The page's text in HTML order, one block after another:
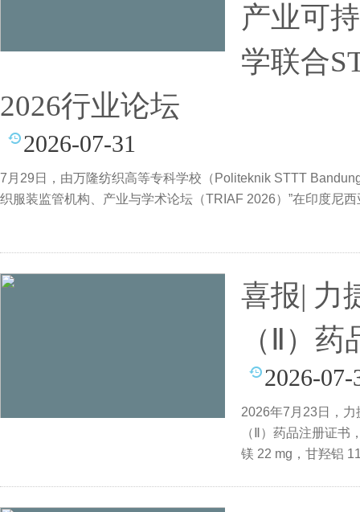
产业可
学联合
2026行业论坛
2026-07-31
7月29日，由万隆纺织高等专科学校（Politeknik STTT
织服装监管机构、产业与学术论坛（TRIAF 2026）”在印度尼
喜报| 力
（Ⅱ）
2026-07-
2026年7月23日，
（Ⅱ）药品注册证
镁 22 mg，甘羟铝